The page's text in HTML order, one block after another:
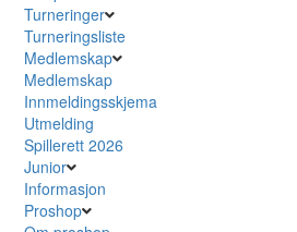
Turneringer
Turneringsliste
Medlemskap
Medlemskap
Innmeldingsskjema
Utmelding
Spillerett 2026
Junior
Informasjon
Proshop